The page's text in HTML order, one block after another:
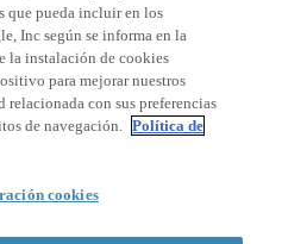
- URL |
que pueda incluir en los
Inc según se informa en la
la instalación de cookies
para mejorar nuestros
con sus preferencias
de navegación. Política de
cookies